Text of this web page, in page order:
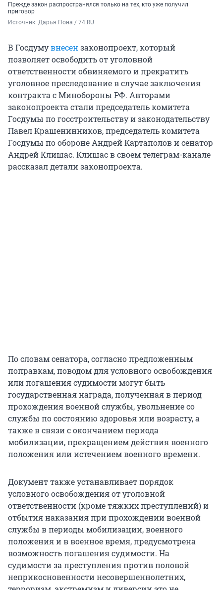
Прежде закон распространялся только на тех, кто уже получил
приговор
Источник: Дарья Пона / 74.RU
В Госдумувнесензаконопроект, который
позволяет освободить от уголовной
ответственности обвиняемого и прекратить
уголовное преследование в случае заключения
контракта с Минобороны РФ. Авторами
законопроекта стали председатель комитета
Госдумы по госстроительству и законодательству
Павел Крашенинников, председатель комитета
Госдумы по обороне Андрей Картаполов и сенатор
Андрей Клишас. Клишас в своем телеграм-канале
рассказал детали законопроекта.
По словам сенатора, согласно предложенным
поправкам, поводом для условного освобождения
или погашения судимости могут быть
государственная награда, полученная в период
прохождения военной службы, увольнение со
службы по состоянию здоровья или возрасту, а
также в связи с окончанием периода
мобилизации, прекращением действия военного
положения или истечением военного времени.
Документ также устанавливает порядок
условного освобождения от уголовной
ответственности (кроме тяжких преступлений) и
отбытия наказания при прохождении военной
службы в периоды мобилизации, военного
положения и в военное время, предусмотрена
возможность погашения судимости. На
судимости за преступления против половой
неприкосновенности несовершеннолетних,